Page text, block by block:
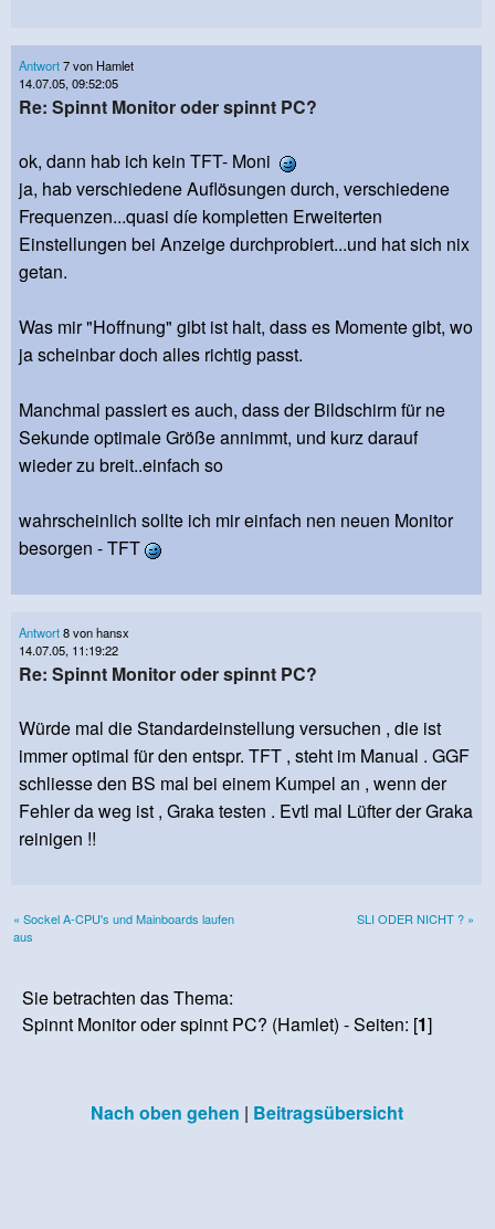
Antwort7 von Hamlet
14.07.05, 09:52:05
Re: Spinnt Monitor oder spinnt PC?
ok, dann hab ich kein TFT- Moni
ja, hab verschiedene Auflösungen durch, verschiedene
Frequenzen...quasi díe kompletten Erweiterten
Einstellungen bei Anzeige durchprobiert...und hat sich nix
getan.
Was mir "Hoffnung" gibt ist halt, dass es Momente gibt, wo
ja scheinbar doch alles richtig passt.
Manchmal passiert es auch, dass der Bildschirm für ne
Sekunde optimale Größe annimmt, und kurz darauf
wieder zu breit..einfach so
wahrscheinlich sollte ich mir einfach nen neuen Monitor
besorgen - TFT
Antwort8 von hansx
14.07.05, 11:19:22
Re: Spinnt Monitor oder spinnt PC?
Würde mal die Standardeinstellung versuchen , die ist
immer optimal für den entspr. TFT , steht im Manual . GGF
schliesse den BS mal bei einem Kumpel an , wenn der
Fehler da weg ist , Graka testen . Evtl mal Lüfter der Graka
reinigen !!
« Sockel A-CPU's und Mainboards laufen
aus
SLI ODER NICHT ? »
Sie betrachten das Thema:
Spinnt Monitor oder spinnt PC? (Hamlet) - Seiten: [1]
Nach oben gehen | Beitragsübersicht